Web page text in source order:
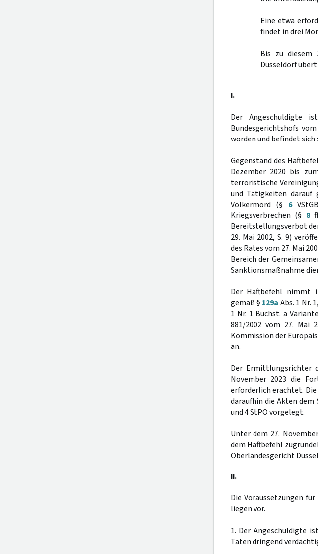
Eine etwa
findet in drei
Bis zu diesem
Düsseldorf
I.
Der Angeschuldigte
Bundesgerichtshofs
worden und befindet
Gegenstand des
Dezember 2020 bis
terroristische
und Tätigkeiten darauf
Völkermord (§ 6
Kriegsverbrechen (§ 8
Bereitstellungsverbot
29. Mai 2002, S. 9)
des Rates vom 27. Mai
Bereich der
Sanktionsmaßnahme
Der Haftbefehl nimmt
gemäß § 129a Abs. 1 Nr.
1 Nr. 1 Buchst. a
881/2002 vom 27. Mai
Kommission der
an.
Der Ermittlungsrichter
November 2023 die
erforderlich erachtet.
daraufhin die Akten dem
und 4 StPO vorgelegt.
Unter dem 27.
dem Haftbefehl
Oberlandesgericht
II.
Die Voraussetzungen
liegen vor.
1. Der Angeschuldigte
Taten dringend